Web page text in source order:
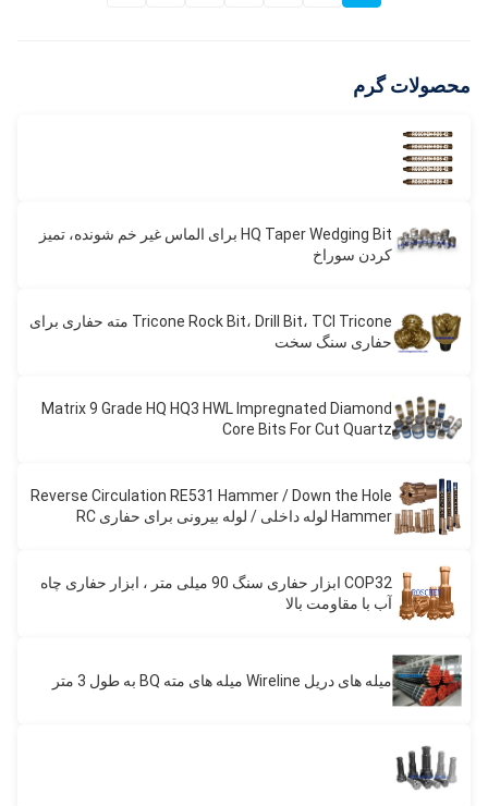
محصولات گرم
HQ Taper Wedging Bit برای الماس غیر خم شونده، تمیز
کردن سوراخ
Tricone Rock Bit، Drill Bit، TCI Tricone مته حفاری برای
حفاری سنگ سخت
Matrix 9 Grade HQ HQ3 HWL Impregnated Diamond
Core Bits For Cut Quartz
Reverse Circulation RE531 Hammer / Down the Hole
Hammer لوله داخلی / لوله بیرونی برای حفاری RC
COP32 ابزار حفاری سنگ 90 میلی متر ، ابزار حفاری چاه
آب با مقاومت بالا
میله های دریل Wireline میله های مته BQ به طول 3 متر